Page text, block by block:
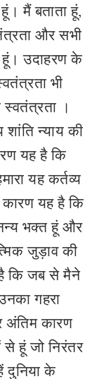
मैं बताता हूं,
और सभी
हूं। उदाहरण के
भी
स्वतंत्रता ।
न्याय की
यह है कि
यह कर्तव्य
यह है कि
भक्त हूं और
जुड़ाव की
कि जब से मैने
गहरा
कारण
से हूं जो निरंतर
दुनिया के